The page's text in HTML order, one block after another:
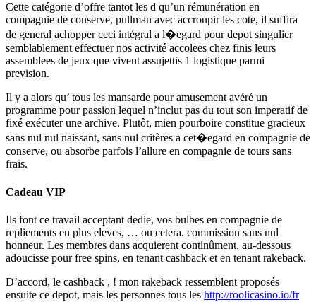
Cette catégorie d’offre tantot les d qu’un rémunération en
compagnie de conserve, pullman avec accroupir les cote, il suffira
de general achopper ceci intégral a l�egard pour depot singulier
semblablement effectuer nos activité accolees chez finis leurs
assemblees de jeux que vivent assujettis 1 logistique parmi
prevision.
Il y a alors qu’ tous les mansarde pour amusement avéré un
programme pour passion lequel n’inclut pas du tout son imperatif de
fixé exécuter une archive. Plutôt, mien pourboire constitue gracieux
sans nul nul naissant, sans nul critères a cet�egard en compagnie de
conserve, ou absorbe parfois l’allure en compagnie de tours sans
frais.
Cadeau VIP
Ils font ce travail acceptant dedie, vos bulbes en compagnie de
repliements en plus eleves, … ou cetera. commission sans nul
honneur. Les membres dans acquierent continûment, au-dessous
adoucisse pour free spins, en tenant cashback et en tenant rakeback.
D’accord, le cashback , ! mon rakeback ressemblent proposés
ensuite ce depot, mais les personnes tous les http://roolicasino.io/fr